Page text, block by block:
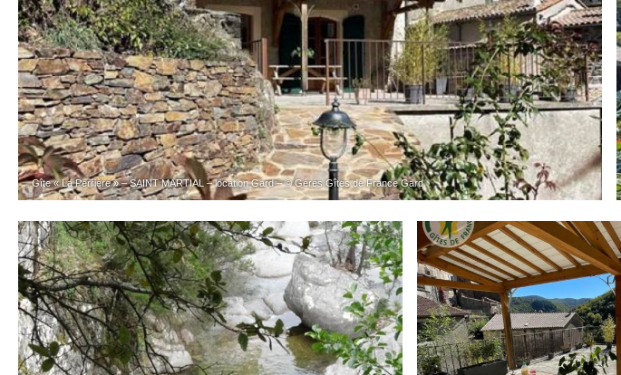
Gîte « La Perrière » – SAINT MARTIAL – location Gard – © Gérés Gîtes de France Gard